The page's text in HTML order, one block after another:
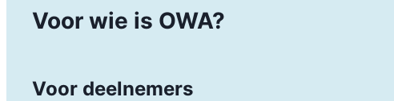
Voor wie is OWA?
Voor deelnemers